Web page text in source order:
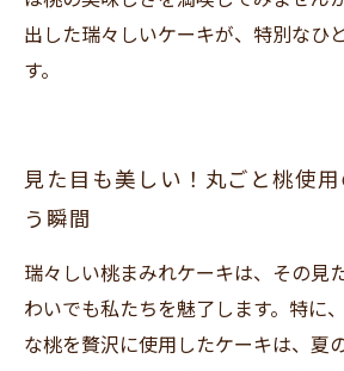
出した瑞々しいケーキが、特別なひ
す。
見た目も美しい！丸ごと桃使
う瞬間
瑞々しい桃まみれケーキは、その見
わいでも私たちを魅了します。特に
な桃を贅沢に使用したケーキは、夏